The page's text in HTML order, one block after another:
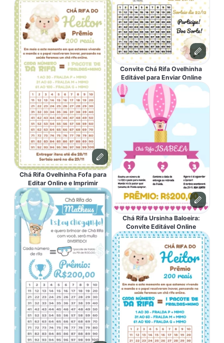
Chá Rifa Ovelhinha Fofa para
Editar Online e Imprimir
Convite Chá Rifa Ovelhinha
Editável para Enviar Online
Chá Rifa Ursinha Baloeira:
Convite Editável Online